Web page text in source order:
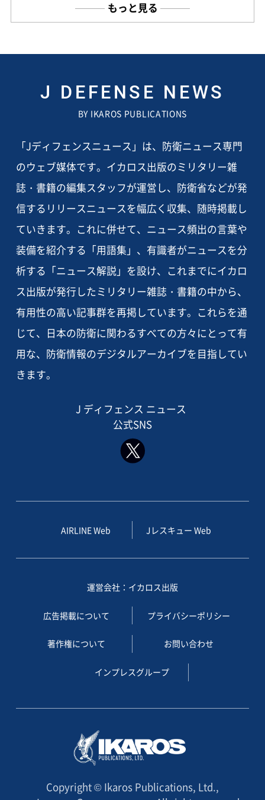
もっと見る
J DEFENSE NEWS
BY IKAROS PUBLICATIONS
「Jディフェンスニュース」は、防衛ニュース専門
のウェブ媒体です。イカロス出版のミリタリー雑
誌・書籍の編集スタッフが運営し、防衛省などが発
信するリリースニュースを幅広く収集、随時掲載し
ていきます。これに併せて、ニュース頻出の言葉や
装備を紹介する「用語集」、有識者がニュースを分
析する「ニュース解説」を設け、これまでにイカロ
ス出版が発行したミリタリー雑誌・書籍の中から、
有用性の高い記事群を再掲しています。これらを通
じて、日本の防衛に関わるすべての方々にとって有
用な、防衛情報のデジタルアーカイブを目指してい
きます。
J ディフェンス ニュース
公式SNS
AIRLINE Web Jレスキュー Web
運営会社：イカロス出版
広告掲載について プライバシーポリシー
著作権について お問い合わせ
インプレスグループ
Copyright © Ikaros Publications, Ltd.,